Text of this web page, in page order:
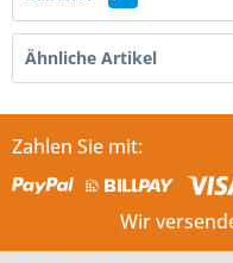
Ähnliche Artikel
Zahlen Sie mit:
Wir